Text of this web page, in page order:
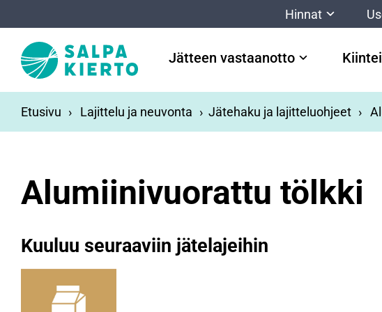
Hinnat
Jätteen vastaanotto
Etusivu Lajittelu ja neuvonta Jätehaku ja lajitteluohjeet
Alumiinivuorattu tölkki
Kuuluu seuraaviin jätelajeihin